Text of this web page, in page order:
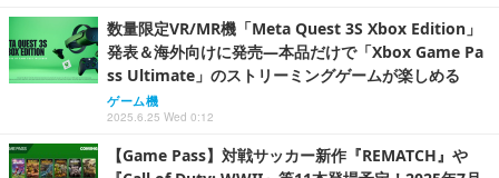
数量限定VR/MR機「Meta Quest 3S Xbox Edition」
発表＆海外向けに発売―本品だけで「Xbox Game Pa
ss Ultimate」のストリーミングゲームが楽しめる
ゲーム機
2025.6.25 Wed 0:12
【Game Pass】対戦サッカー新作『REMATCH』や